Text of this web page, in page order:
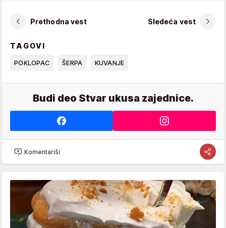
Prethodna vest Sledeća vest
TAGOVI
POKLOPAC ŠERPA KUVANJE
Budi deo Stvar ukusa zajednice.
Komentariši